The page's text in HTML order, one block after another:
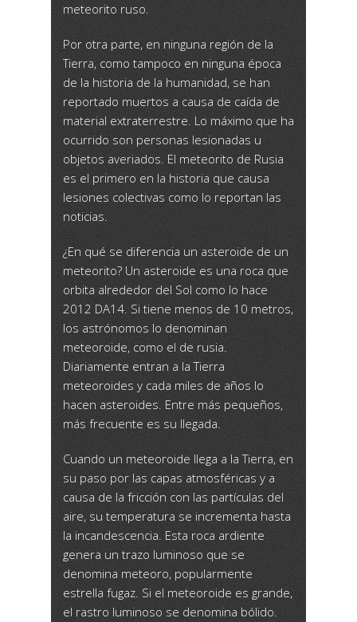
meteorito ruso.
Por otra parte, en ninguna región de la
Tierra, como tampoco en ninguna época
de la historia de la humanidad, se han
reportado muertos a causa de caída de
material extraterrestre. Lo máximo que ha
ocurrido son personas lesionadas u
objetos averiados. El meteorito de Rusia
es el primero en la historia que causa
lesiones colectivas como lo reportan las
noticias.
¿En qué se diferencia un asteroide de un
meteorito? Un asteroide es una roca que
orbita alrededor del Sol como lo hace
2012 DA14. Si tiene menos de 10 metros,
los astrónomos lo denominan
meteoroide, como el de rusia.
Diariamente entran a la Tierra
meteoroides y cada miles de años lo
hacen asteroides. Entre más pequeños,
más frecuente es su llegada.
Cuando un meteoroide llega a la Tierra, en
su paso por las capas atmosféricas y a
causa de la fricción con las partículas del
aire, su temperatura se incrementa hasta
la incandescencia. Esta roca ardiente
genera un trazo luminoso que se
denomina meteoro, popularmente
estrella fugaz. Si el meteoroide es grande,
el rastro luminoso se denomina bólido.